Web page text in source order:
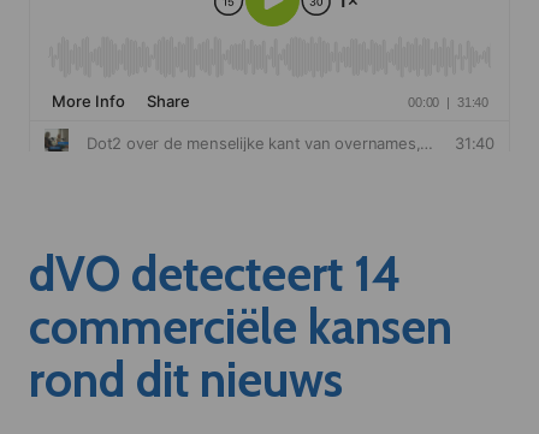
dVO detecteert 14
commerciële kansen
rond dit nieuws